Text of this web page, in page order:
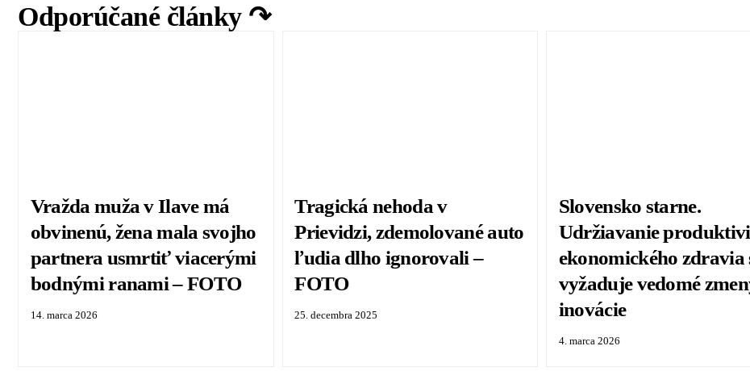
Odporúčané články ↷
Vražda muža v Ilave má
obvinenú, žena mala svojho
partnera usmrtiť viacerými
bodnými ranami – FOTO
14. marca 2026
Tragická nehoda v
Prievidzi, zdemolované auto
ľudia dlho ignorovali –
FOTO
25. decembra 2025
Slovensko starne.
Udržiavanie
ekonomického zdravia
vyžaduje vedomé
inovácie
4. marca 2026